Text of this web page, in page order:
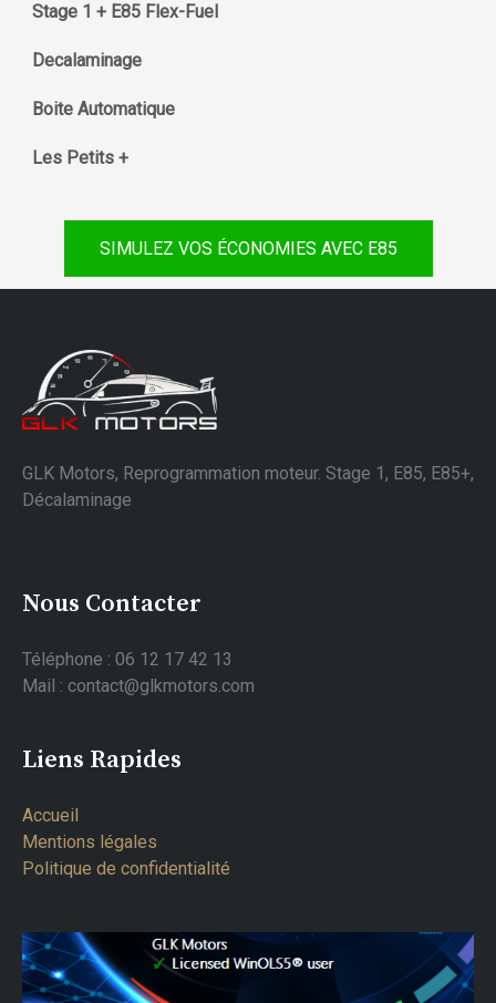
Stage 1 + E85 Flex-Fuel
Decalaminage
Boite Automatique
Les Petits +
SIMULEZ VOS ÉCONOMIES AVEC E85
GLK Motors, Reprogrammation moteur. Stage 1, E85, E85+,
Décalaminage
Nous Contacter
Téléphone : 06 12 17 42 13
Mail : contact@glkmotors.com
Liens Rapides
Accueil
Mentions légales
Politique de confidentialité